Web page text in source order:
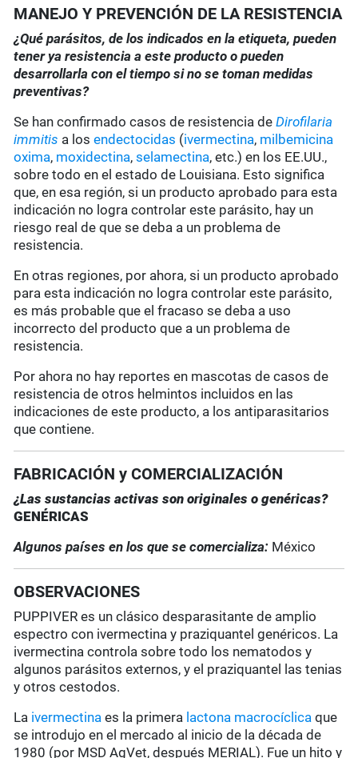
MANEJO Y PREVENCIÓN DE LA RESISTENCIA
¿Qué parásitos, de los indicados en la etiqueta, pueden
tener ya resistencia a este producto o pueden
desarrollarla con el tiempo si no se toman medidas
preventivas?
Se han confirmado casos de resistencia deDirofilaria
immitis a losendectocidas (ivermectina, milbemicina
oxima, moxidectina,selamectina, etc.) en los EE.UU.,
sobre todo en el estado de Louisiana. Esto significa
que, en esa región, si un producto aprobado para esta
indicación no logra controlar este parásito, hay un
riesgo real de que se deba a un problema de
resistencia.
En otras regiones, por ahora, si un producto aprobado
para esta indicación no logra controlar este parásito,
es más probable que el fracaso se deba a uso
incorrecto del producto que a un problema de
resistencia.
Por ahora no hay reportes en mascotas de casos de
resistencia de otros helmintos incluidos en las
indicaciones de este producto, a los antiparasitarios
que contiene.
FABRICACIÓN y COMERCIALIZACIÓN
¿Las sustancias activas son originales o genéricas?
GENÉRICAS
Algunos países en los que se comercializa: México
OBSERVACIONES
PUPPIVER es un clásico desparasitante de amplio
espectro con ivermectina y praziquantel genéricos. La
ivermectina controla sobre todo los nematodos y
algunos parásitos externos, y el praziquantel las tenias
y otros cestodos.
La ivermectina es la primera lactona macrocíclica que
se introdujo en el mercado al inicio de la década de
1980 (por MSD AgVet, después MERIAL). Fue un hito y